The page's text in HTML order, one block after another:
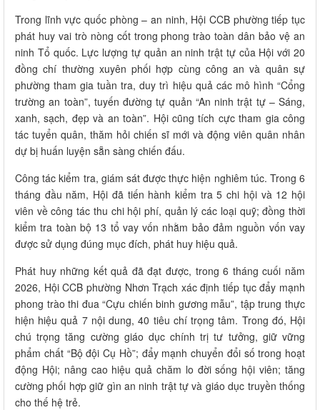
Trong lĩnh vực quốc phòng – an ninh, Hội CCB phường tiếp tục
phát huy vai trò nòng cốt trong phong trào toàn dân bảo vệ an
ninh Tổ quốc. Lực lượng tự quản an ninh trật tự của Hội với 20
đồng chí thường xuyên phối hợp cùng công an và quân sự
phường tham gia tuần tra, duy trì hiệu quả các mô hình “Cổng
trường an toàn”, tuyến đường tự quản “An ninh trật tự – Sáng,
xanh, sạch, đẹp và an toàn”. Hội cũng tích cực tham gia công
tác tuyển quân, thăm hỏi chiến sĩ mới và động viên quân nhân
dự bị huấn luyện sẵn sàng chiến đấu.
Công tác kiểm tra, giám sát được thực hiện nghiêm túc. Trong 6
tháng đầu năm, Hội đã tiến hành kiểm tra 5 chi hội và 12 hội
viên về công tác thu chi hội phí, quản lý các loại quỹ; đồng thời
kiểm tra toàn bộ 13 tổ vay vốn nhằm bảo đảm nguồn vốn vay
được sử dụng đúng mục đích, phát huy hiệu quả.
Phát huy những kết quả đã đạt được, trong 6 tháng cuối năm
2026, Hội CCB phường Nhơn Trạch xác định tiếp tục đẩy mạnh
phong trào thi đua “Cựu chiến binh gương mẫu”, tập trung thực
hiện hiệu quả 7 nội dung, 40 tiêu chí trọng tâm. Trong đó, Hội
chú trọng tăng cường giáo dục chính trị tư tưởng, giữ vững
phẩm chất “Bộ đội Cụ Hồ”; đẩy mạnh chuyển đổi số trong hoạt
động Hội; nâng cao hiệu quả chăm lo đời sống hội viên; tăng
cường phối hợp giữ gìn an ninh trật tự và giáo dục truyền thống
cho thế hệ trẻ.